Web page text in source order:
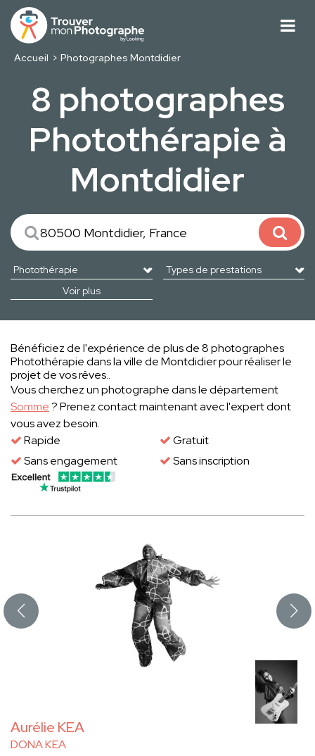
Accueil Photographes Montdidier
8 photographes
Photothérapie à
Montdidier
Voir plus
Bénéficiez de l'expérience de plus de 8 photographes
Photothérapie dans la ville de Montdidier pour réaliser le
projet de vos rêves..
Vous cherchez un photographe dans le département
Somme? Prenez contact maintenant avec l'expert dont
vous avez besoin.
Rapide
Gratuit
Sans engagement
Sans inscription
Aurélie KEA
DONA KEA